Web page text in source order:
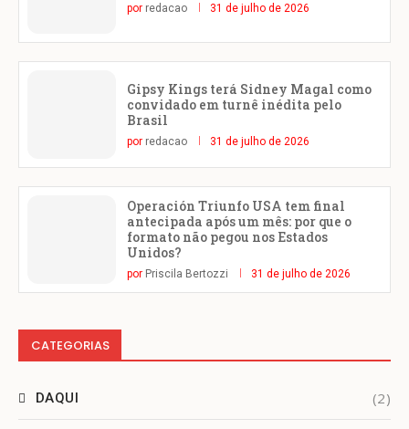
por redacao 31 de julho de 2026
Gipsy Kings terá Sidney Magal como
convidado em turnê inédita pelo
Brasil
por redacao 31 de julho de 2026
Operación Triunfo USA tem final
antecipada após um mês: por que o
formato não pegou nos Estados
Unidos?
por Priscila Bertozzi 31 de julho de 2026
CATEGORIAS
DAQUI (2)